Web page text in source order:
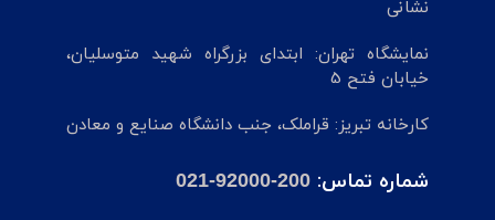
نشانی
نمایشگاه تهران: ابتدای بزرگراه شهید متوسلیان،
خیابان فتح 5
کارخانه تبریز: قراملک، جنب دانشگاه صنایع و معادن
شماره تماس: 021-92000-200